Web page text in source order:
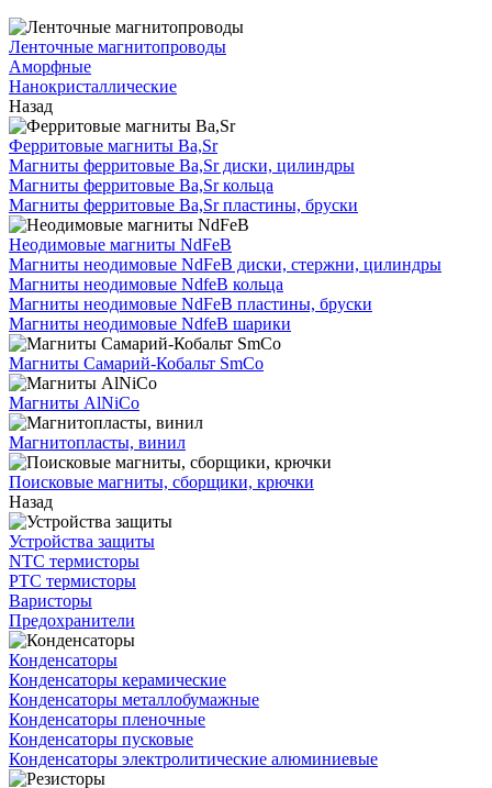
Ленточные магнитопроводы
Аморфные
Нанокристаллические
Назад
Ферритовые магниты Ba,Sr
Магниты ферритовые Ba,Sr диски, цилиндры
Магниты ферритовые Ba,Sr кольца
Магниты ферритовые Ba,Sr пластины, бруски
Неодимовые магниты NdFeB
Магниты неодимовые NdFeB диски, стержни, цилиндры
Магниты неодимовые NdfeB кольца
Магниты неодимовые NdFeB пластины, бруски
Магниты неодимовые NdfeB шарики
Магниты Самарий-Кобальт SmCo
Магниты AlNiCo
Магнитопласты, винил
Поисковые магниты, сборщики, крючки
Назад
Устройства защиты
NTC термисторы
PTC термисторы
Варисторы
Предохранители
Конденсаторы
Конденсаторы керамические
Конденсаторы металлобумажные
Конденсаторы пленочные
Конденсаторы пусковые
Конденсаторы электролитические алюминиевые